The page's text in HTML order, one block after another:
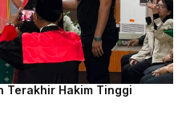
Terakhir Hakim Tinggi